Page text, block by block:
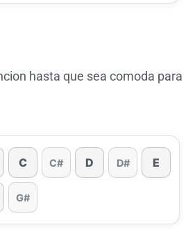
hasta que sea comoda para
C C# D D# E
G#